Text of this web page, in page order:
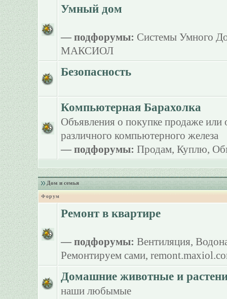
Умный дом
— подфорумы: Системы Умного
МАКСИОЛ
Безопасность
Компьютерная Барахолка
Объявления о покупке продаже или
различного компьютерного железа
— подфорумы: Продам, Куплю,
Дом и семья
Форум
Ремонт в квартире
— подфорумы: Вентиляция,
Ремонтируем сами,
Домашние животные и
наши любымые